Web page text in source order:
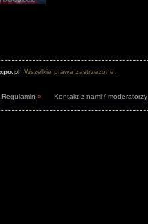
. Wszelkie prawa zastrzeżone.
Regulamin » Kontakt z nami / moderatorzy